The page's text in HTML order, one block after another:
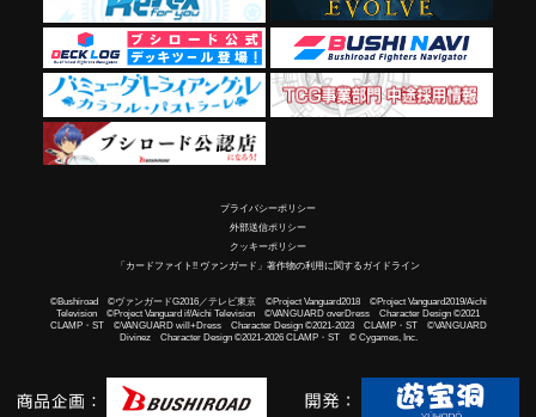
プライバシーポリシー
外部送信ポリシー
クッキーポリシー
「カードファイト!! ヴァンガード」著作物の利用に関するガイドライン
©Bushiroad ©ヴァンガードG2016／テレビ東京 ©Project Vanguard2018 ©Project Vanguard2019/Aichi
Television ©Project Vanguard if/Aichi Television ©VANGUARD overDress Character Design ©2021
CLAMP・ST ©VANGUARD will+Dress Character Design ©2021-2023 CLAMP・ST ©VANGUARD
Divinez Character Design ©2021-2026 CLAMP・ST © Cygames, Inc.